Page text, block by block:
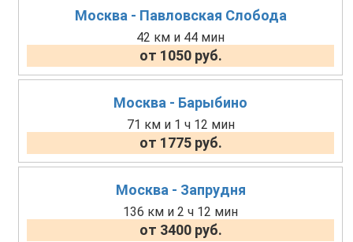
Москва - Павловская Слобода
42 км и 44 мин
от 1050 руб.
Москва - Барыбино
71 км и 1 ч 12 мин
от 1775 руб.
Москва - Запрудня
136 км и 2 ч 12 мин
от 3400 руб.